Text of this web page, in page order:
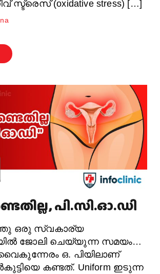
സ്ട്രെസ് (oxidative stress) […]
പി.സി.ഓ.ഡി
ഒരു സ്വകാര്യ
ജോലി ചെയ്യുന്ന സമയം…
ഒ. പിയിലാണ്
കണ്ടത്. Uniform ഇടുന്ന